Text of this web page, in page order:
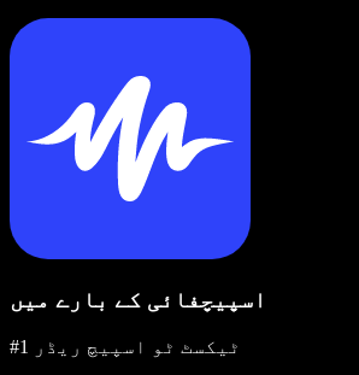
اسپیچفائی کے بارے میں
#1 ٹیکسٹ ٹو اسپیچ ریڈر